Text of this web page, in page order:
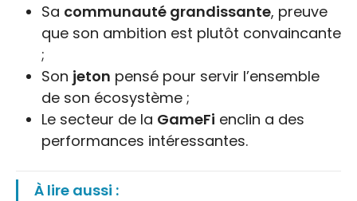
Sa communauté grandissante, preuve
que son ambition est plutôt convaincante
;
Son jeton pensé pour servir l’ensemble
de son écosystème ;
Le secteur de la GameFi enclin a des
performances intéressantes.
À lire aussi :